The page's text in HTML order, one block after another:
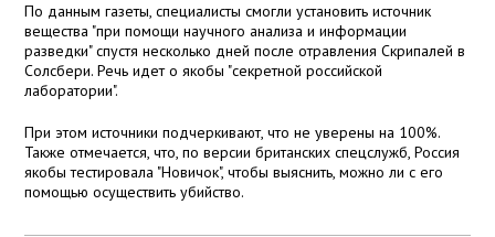
По данным газеты, специалисты смогли установить источник
вещества "при помощи научного анализа и информации
разведки" спустя несколько дней после отравления Скрипалей в
Солсбери. Речь идет о якобы "секретной российской
лаборатории".
При этом источники подчеркивают, что не уверены на 100%.
Также отмечается, что, по версии британских спецслужб, Россия
якобы тестировала "Новичок", чтобы выяснить, можно ли с его
помощью осуществить убийство.